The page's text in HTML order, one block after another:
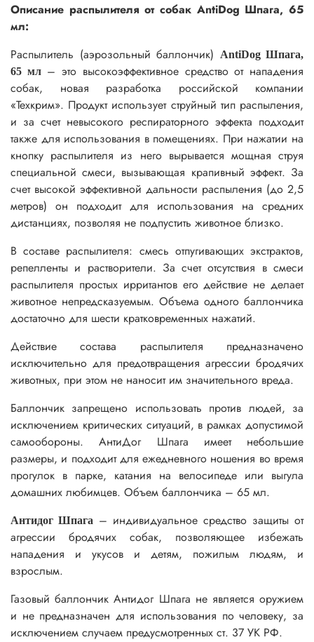
Описание распылителя от собак AntiDog Шпага, 65
мл:
Распылитель (аэрозольный баллончик)
AntiDog Шпага,
65 мл– это высокоэффективное средство от нападения
собак, новая разработка российской компании
«Техкрим». Продукт использует струйный тип распыления,
и за счет невысокого респираторного эффекта подходит
также для использования в помещениях. При нажатии на
кнопку распылителя из него вырывается мощная струя
специальной смеси, вызывающая крапивный эффект. За
счет высокой эффективной дальности распыления (до 2,5
метров) он подходит для использования на средних
дистанциях, позволяя не подпустить животное близко.
В составе распылителя: смесь отпугивающих экстрактов,
репелленты и растворители. За счет отсутствия в смеси
распылителя простых ирритантов его действие не делает
животное непредсказуемым. Объема одного баллончика
достаточно для шести кратковременных нажатий.
Действие состава распылителя предназначено
исключительно для предотвращения агрессии бродячих
животных, при этом не наносит им значительного вреда.
Баллончик запрещено использовать против людей, за
исключением критических ситуаций, в рамках допустимой
самообороны. АнтиДог Шпага имеет небольшие
размеры, и подходит для ежедневного ношения во время
прогулок в парке, катания на велосипеде или выгула
домашних любимцев. Объем баллончика – 65 мл.
Антидог Шпага – индивидуальное средство защиты от
агрессии бродячих собак, позволяющее избежать
нападения и укусов и детям, пожилым людям, и
взрослым.
Газовый баллончик Антидог Шпага не является оружием
и не предназначен для использования по человеку, за
исключением случаем предусмотренных ст. 37 УК РФ.